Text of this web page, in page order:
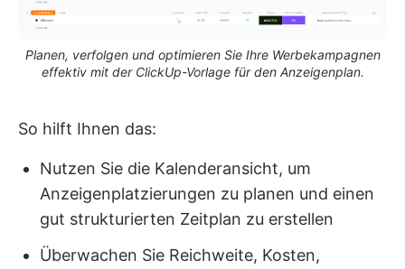
Planen, verfolgen und optimieren Sie Ihre Werbekampagnen
effektiv mit der ClickUp-Vorlage für den Anzeigenplan.
So hilft Ihnen das:
Nutzen Sie die Kalenderansicht, um
Anzeigenplatzierungen zu planen und einen
gut strukturierten Zeitplan zu erstellen
Überwachen Sie Reichweite, Kosten,